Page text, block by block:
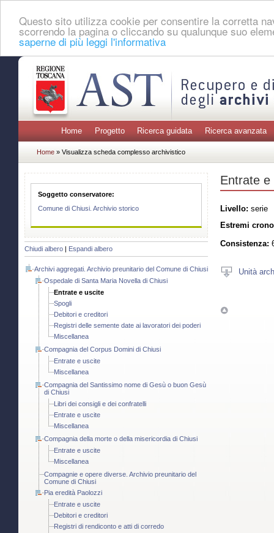
Questo sito utilizza cookie per consentire la corretta
scorrendo la pagina o cliccando su qualunque suo
saperne di più leggi l'informativa
Home Progetto Ricerca guidata Ricerca avanzata
Home » Visualizza scheda complesso archivistico
Soggetto conservatore:
Comune di Chiusi. Archivio storico
Chiudi albero Espandi albero
Archivi aggregati. Archivio preunitario del Comune di Chiusi
Ospedale di Santa Maria Novella di Chiusi
Entrate e uscite
Spogli
Debitori e creditori
Registri delle semente date ai lavoratori dei poderi
Miscellanea
Compagnia del Corpus Domini di Chiusi
Entrate e uscite
Miscellanea
Compagnia del Santissimo nome di Gesù o buon Gesù
di Chiusi
Libri dei consigli e dei confratelli
Entrate e uscite
Miscellanea
Compagnia della morte o della misericordia di Chiusi
Entrate e uscite
Miscellanea
Compagnie e opere diverse. Archivio preunitario del
Comune di Chiusi
Pia eredità Paolozzi
Entrate e uscite
Debitori e creditori
Registri di rendiconto e atti di corredo
Entrate e
Livello: serie
Estremi
Consistenza:
Unità